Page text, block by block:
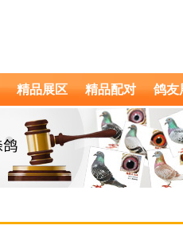
精品展区 精品配对 鸽友